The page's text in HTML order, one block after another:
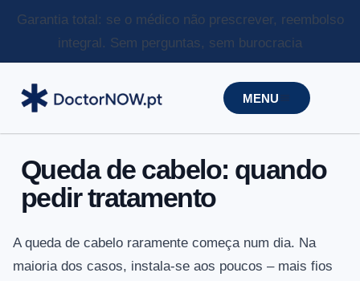
Garantia total: se o médico não prescrever, reembolso
integral. Sem perguntas, sem burocracia
MENU
Queda de cabelo: quando
pedir tratamento
A queda de cabelo raramente começa num dia. Na
maioria dos casos, instala-se aos poucos – mais fios